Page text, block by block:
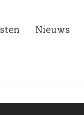
Nieuws